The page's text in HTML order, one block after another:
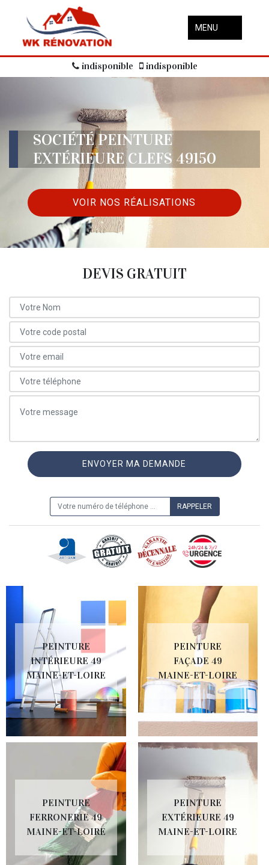
MENU
indisponible indisponible
SOCIÉTÉ PEINTURE
EXTÉRIEURE CLEFS 49150
VOIR NOS RÉALISATIONS
DEVIS GRATUIT
PEINTURE
INTÉRIEURE 49
MAINE-ET-LOIRE
PEINTURE
FAÇADE 49
MAINE-ET-LOIRE
PEINTURE
FERRONERIE 49
MAINE-ET-LOIRE
PEINTURE
EXTÉRIEURE 49
MAINE-ET-LOIRE